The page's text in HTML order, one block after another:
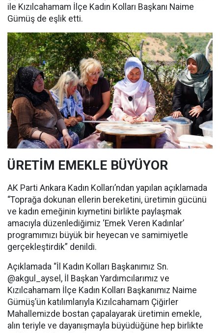
ile Kızılcahamam İlçe Kadın Kolları Başkanı Naime
Gümüş de eşlik etti.
ÜRETİM EMEKLE BÜYÜYOR
AK Parti Ankara Kadın Kolları’ndan yapılan açıklamada
“Toprağa dokunan ellerin bereketini, üretimin gücünü
ve kadın emeğinin kıymetini birlikte paylaşmak
amacıyla düzenlediğimiz ‘Emek Veren Kadınlar’
programımızı büyük bir heyecan ve samimiyetle
gerçekleştirdik” denildi.
Açıklamada “İl Kadın Kolları Başkanımız Sn.
@akgul_aysel, İl Başkan Yardımcılarımız ve
Kızılcahamam İlçe Kadın Kolları Başkanımız Naime
Gümüş’ün katılımlarıyla Kızılcahamam Çiğirler
Mahallemizde bostan çapalayarak üretimin emekle,
alın teriyle ve dayanışmayla büyüdüğüne hep birlikte